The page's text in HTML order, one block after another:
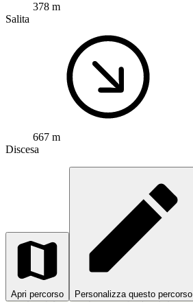
378 m
Salita
667 m
Discesa
Apri percorso Personalizza questo percorso